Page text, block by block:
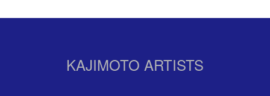
KAJIMOTO ARTISTS